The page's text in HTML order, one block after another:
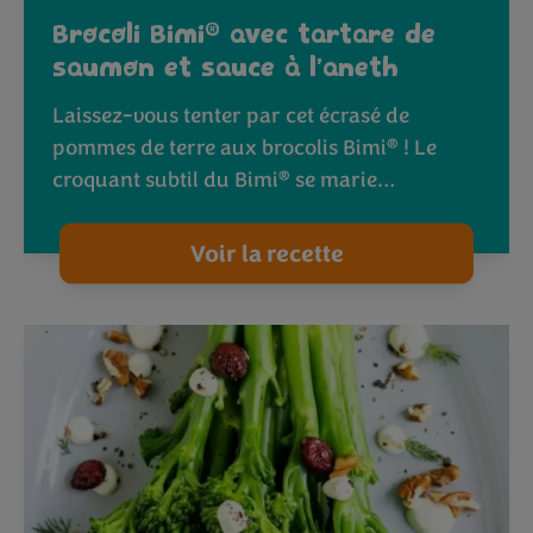
Brocoli Bimi® avec tartare de
saumon et sauce à l’aneth
Laissez-vous tenter par cet écrasé de
pommes de terre aux brocolis Bimi® ! Le
croquant subtil du Bimi® se marie…
Voir la recette